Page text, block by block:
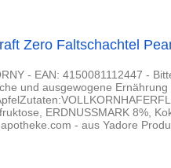
Zero Faltschachtel
- EAN: 4150081112447 -
und ausgewogene
ERDNUSSMARK 8%,
- aus Yadore